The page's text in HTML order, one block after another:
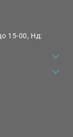
15-00, Нд: